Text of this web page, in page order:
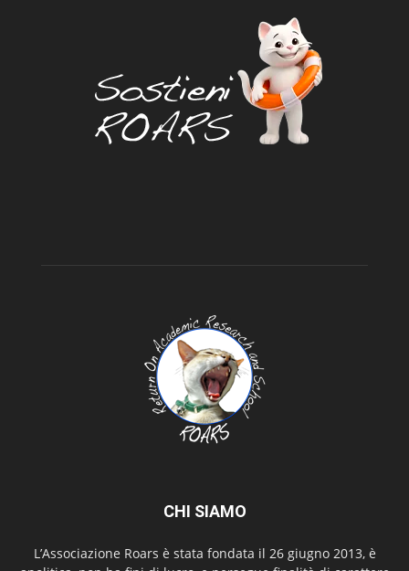
CHI SIAMO
L’Associazione Roars è stata fondata il 26 giugno 2013, è